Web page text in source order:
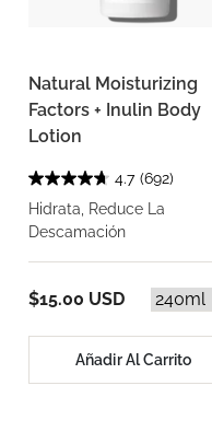
Natural Moisturizing
Factors + Inulin Body
Lotion
4.7 (692)
Hidrata, Reduce La
Descamación
$15.00 USD
Añadir Al Carrito